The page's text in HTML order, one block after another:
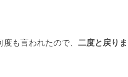
も言われたので、 二度と戻りま